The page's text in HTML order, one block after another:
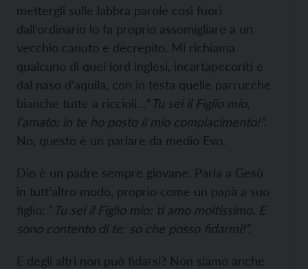
mettergli sulle labbra parole così fuori
dall’ordinario lo fa proprio assomigliare a un
vecchio canuto e decrepito. Mi richiama
qualcuno di quei lord inglesi, incartapecoriti e
dal naso d’aquila, con in testa quelle parrucche
bianche tutte a riccioli…“ Tu sei il Figlio mio,
l’amato: in te ho posto il mio compiacimento!”.
No, questo è un parlare da medio Evo.
Dio è un padre sempre giovane. Parla a Gesù
in tutt’altro modo, proprio come un papà a suo
figlio: “ Tu sei il Figlio mio: ti amo moltissimo. E
sono contento di te: so che posso fidarmi!”.
E degli altri non può fidarsi? Non siamo anche